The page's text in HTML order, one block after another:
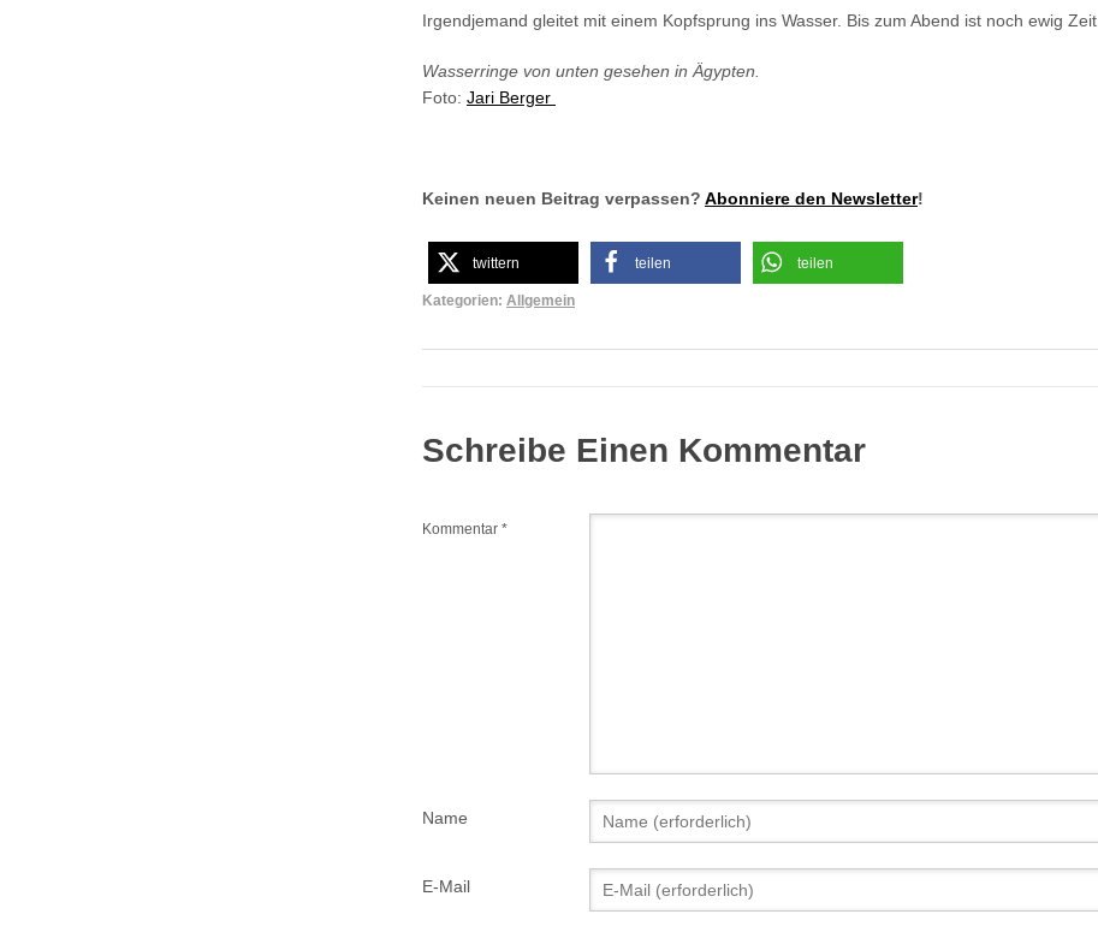
Irgendjemand gleitet mit einem Kopfsprung ins Wasser. Bis zum Abend ist noch ewig Zeit.
Wasserringe von unten gesehen in Ägypten.
Foto: Jari Berger
Keinen neuen Beitrag verpassen? Abonniere den Newsletter!
twittern teilen teilen
Kategorien: Allgemein
Schreibe Einen Kommentar
Kommentar *
Name
E-Mail